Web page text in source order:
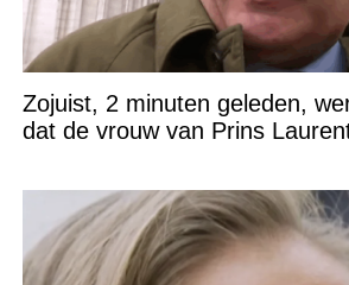
Zojuist, 2 minuten geleden,
dat de vrouw van Prins